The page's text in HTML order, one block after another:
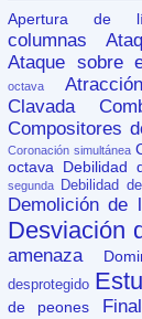
Apertura de
columnas
Ataque sobre
octava
Clavada
Compositores
Coronación simultánea
octava
Debilidad
segunda
Debilidad
Demolición de
Desviación
amenaza
desprotegido
de peones